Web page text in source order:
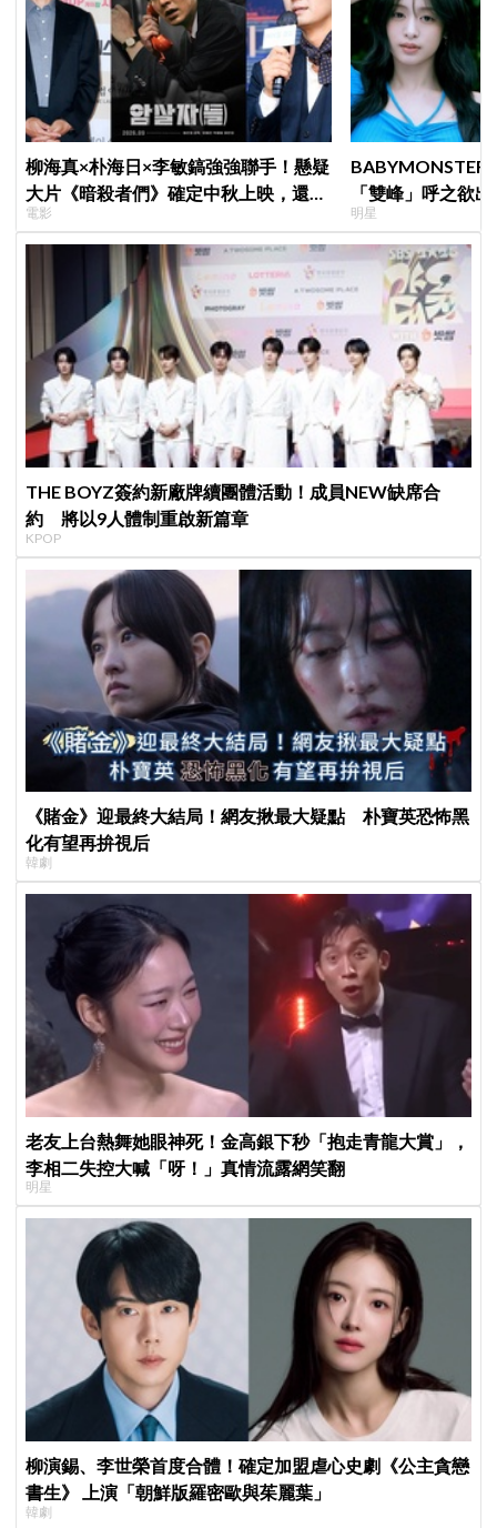
柳海真×朴海日×李敏鎬強強聯手！懸疑
大片《暗殺者們》確定中秋上映，還原
1974韓第一夫人暗殺疑雲
電影
BABYMONSTER
「雙峰」呼之欲
小動作！網：造
明星
THE BOYZ簽約新廠牌續團體活動！成員NEW缺席合
約 將以9人體制重啟新篇章
KPOP
《賭金》迎最終大結局！網友揪最大疑點 朴寶英恐怖黑
化有望再拚視后
韓劇
老友上台熱舞她眼神死！金高銀下秒「抱走青龍大賞」，
李相二失控大喊「呀！」真情流露網笑翻
明星
柳演錫、李世榮首度合體！確定加盟虐心史劇《公主貪戀
書生》 上演「朝鮮版羅密歐與茱麗葉」
韓劇